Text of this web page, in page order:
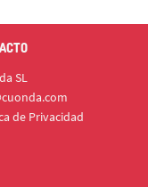
SL
de Privacidad